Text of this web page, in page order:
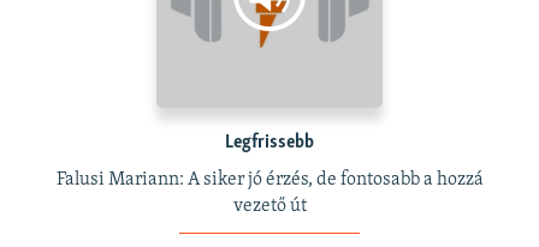
Legfrissebb
Falusi Mariann: A siker jó érzés, de fontosabb a hozzá
vezető út